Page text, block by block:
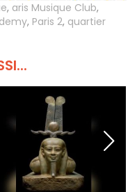
, aris Musique Club,
, Paris 2, quartier